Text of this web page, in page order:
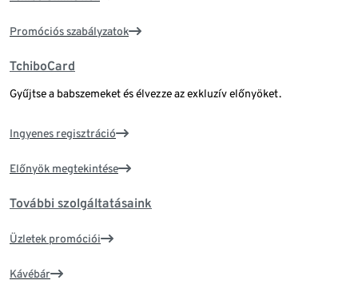
Promóciós szabályzatok
TchiboCard
Gyűjtse a babszemeket és élvezze az exkluzív előnyöket.
Ingyenes regisztráció
Előnyök megtekintése
További szolgáltatásaink
Üzletek promóciói
Kávébár